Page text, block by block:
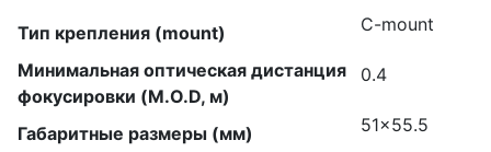
Тип крепления (mount) C-mount
Минимальная оптическая дистанция
фокусировки (M.O.D, м)
0.4
Габаритные размеры (мм) 51×55.5